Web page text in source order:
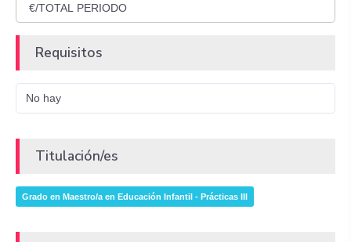
Requisitos
No hay
Titulación/es
Grado en Maestro/a en Educación Infantil - Prácticas III